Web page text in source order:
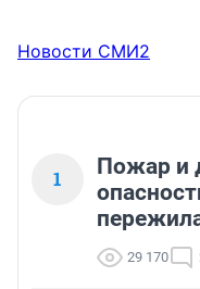
Новости СМИ2
1
Пожар и
29 170